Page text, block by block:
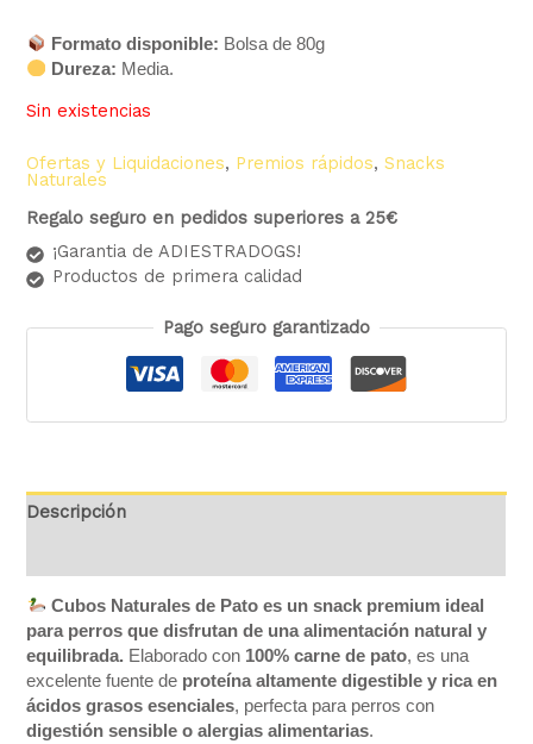
Formato disponible: Bolsa de 80g
Dureza: Media.
Sin existencias
Ofertas y Liquidaciones, Premios rápidos,Snacks
Naturales
Regalo seguro en pedidos superiores a 25€
¡Garantia de ADIESTRADOGS!
Productos de primera calidad
Pago seguro garantizado
Descripción
Cubos Naturales de Pato es un snack premium ideal
para perros que disfrutan de una alimentación natural y
equilibrada. Elaborado con 100% carne de pato, es una
excelente fuente de proteína altamente digestible y rica en
ácidos grasos esenciales, perfecta para perros con
digestión sensible o alergias alimentarias.